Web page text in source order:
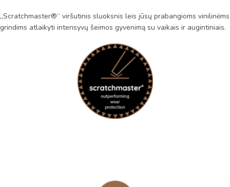
„Scratchmaster®“ viršutinis sluoksnis leis jūsų prabangioms vinilinėms
grindims atlaikyti intensyvų šeimos gyvenimą su vaikais ir augintiniais.